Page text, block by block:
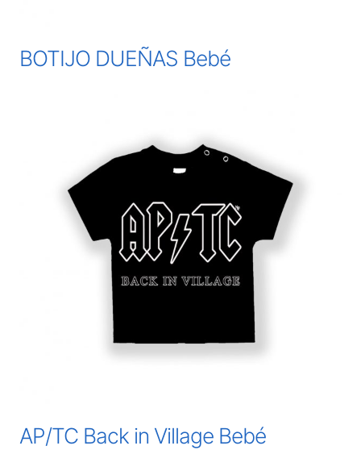
BOTIJO DUEÑAS Bebé
AP/TC Back in Village Bebé